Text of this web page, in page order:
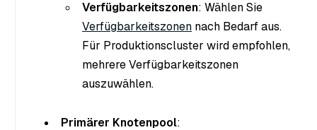
Verfügbarkeitszonen: Wählen Sie
Verfügbarkeitszonen nach Bedarf aus.
Für Produktionscluster wird empfohlen,
mehrere Verfügbarkeitszonen
auszuwählen.
Primärer Knotenpool: